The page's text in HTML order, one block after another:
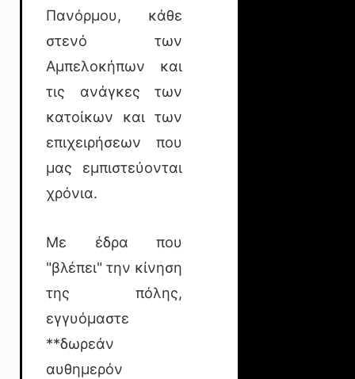
Πανόρμου, κάθε
στενό των
Αμπελοκήπων και
τις ανάγκες των
κατοίκων και των
επιχειρήσεων που
μας εμπιστεύονται
χρόνια.
Με έδρα που
"βλέπει" την κίνηση
της πόλης,
εγγυόμαστε
**δωρεάν
αυθημερόν